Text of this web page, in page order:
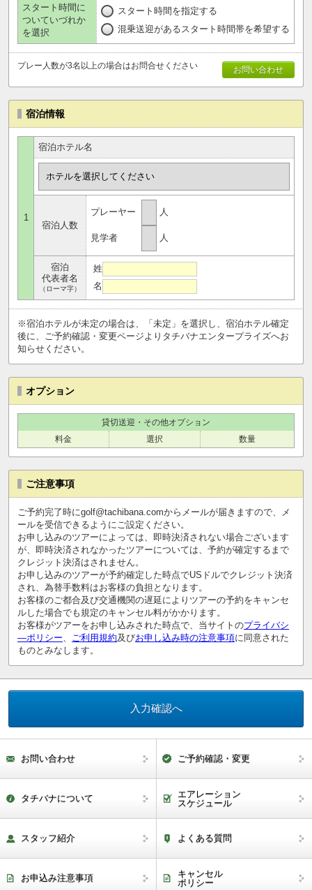
スタート時間に
ついていづれか
を選択
スタート時間を指定する
混乗送迎があるスタート時間帯を希望する
お問い合わせ
プレー人数が3名以上の場合はお問合せください
宿泊情報
1
宿泊ホテル名
宿泊人数
プレーヤー 人
見学者 人
宿泊
代表者名
（ローマ字）
姓
名
※宿泊ホテルが未定の場合は、「未定」を選択し、宿泊ホテル確定
後に、ご予約確認・変更ページよりタチバナエンタープライズへお
知らせください。
オプション
貸切送迎・その他オプション
料金
選択 数量
ご注意事項
ご予約完了時にgolf@tachibana.comからメールが届きますので、メ
ールを受信できるようにご設定ください。
お申し込みのツアーによっては、即時決済されない場合ございます
が、即時決済されなかったツアーについては、予約が確定するまで
クレジット決済はされません。
お申し込みのツアーが予約確定した時点でUSドルでクレジット決済
され、為替手数料はお客様の負担となります。
お客様のご都合及び交通機関の遅延によりツアーの予約をキャンセ
ルした場合でも規定のキャンセル料がかかります。
お客様がツアーをお申し込みされた時点で、当サイトのプライバシ
―ポリシー
ご利用規約及びお申し込み時の注意事項に同意された
ものとみなします。
お問い合わせ ご予約確認・変更
タチバナについて
エアレーション
スケジュール
スタッフ紹介 よくある質問
お申込み注意事項
キャンセル
ポリシー